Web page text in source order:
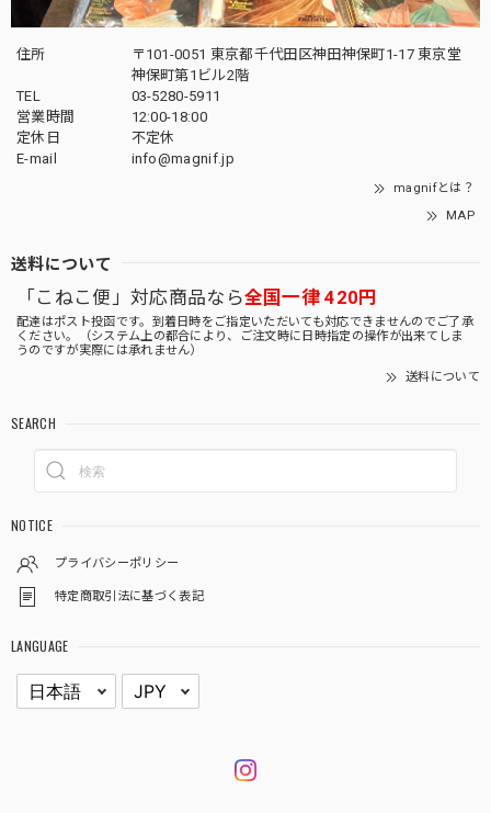
住所
〒101-0051 東京都千代田区神田神保町1-17 東京堂
神保町第1ビル2階
TEL
03-5280-5911
営業時間
12:00-18:00
定休日
不定休
E-mail
info@magnif.jp
magnifとは？
MAP
送料について
「こねこ便」対応商品なら全国一律 420円
配達はポスト投函です。到着日時をご指定いただいても対応できませんのでご了承
ください。（システム上の都合により、ご注文時に日時指定の操作が出来てしま
うのですが実際には承れません）
送料について
SEARCH
NOTICE
プライバシーポリシー
特定商取引法に基づく表記
LANGUAGE